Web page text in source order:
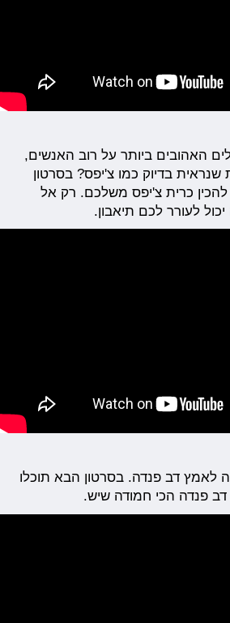
האהובים ביותר על רוב האנשים,
בדיוק כמו צ'יפס? בסרטון
להכין כרית צ'יפס משלכם. רק אל
לעורר לכם תיאבון.
לאמץ דב פנדה. בסרטון הבא תוכלו
דב פנדה הכי חמודה שיש.